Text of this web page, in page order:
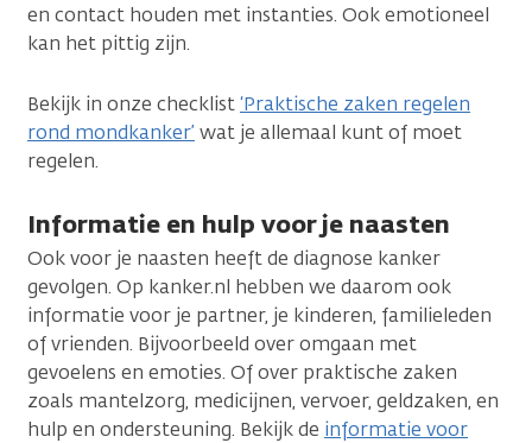
en contact houden met instanties. Ook emotioneel
kan het pittig zijn.
Bekijk in onze checklist‘Praktische zaken regelen
rond mondkanker’ wat je allemaal kunt of moet
regelen.
Informatie en hulp voor je naasten
Ook voor je naasten heeft de diagnose kanker
gevolgen. Op kanker.nl hebben we daarom ook
informatie voor je partner, je kinderen, familieleden
of vrienden. Bijvoorbeeld over omgaan met
gevoelens en emoties. Of over praktische zaken
zoals mantelzorg, medicijnen, vervoer, geldzaken, en
hulp en ondersteuning. Bekijk de informatie voor